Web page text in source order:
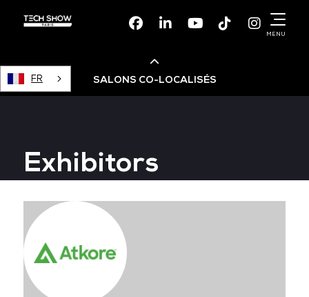
FacebookLinkedinYoutubeTikTok
MENU
FR SALONS CO-LOCALISÉS
Devops Live
Cloud & Cyber Security
Data & AI Leaders Summit
Exhibitors